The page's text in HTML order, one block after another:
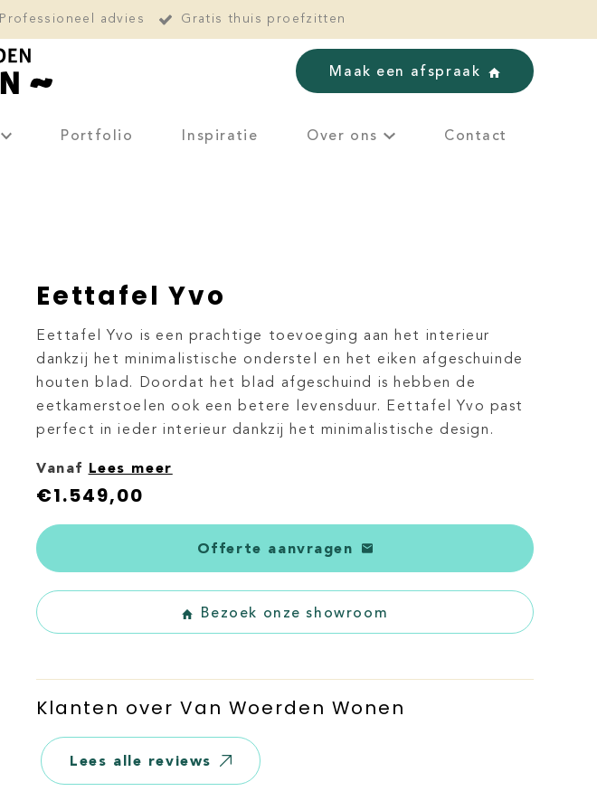
Professioneel advies Gratis thuis proefzitten
Maak een afspraak
Portfolio Inspiratie Over ons Contact
Eettafel Yvo
Eettafel Yvo is een prachtige toevoeging aan het interieur
dankzij het minimalistische onderstel en het eiken afgeschuinde
houten blad. Doordat het blad afgeschuind is hebben de
eetkamerstoelen ook een betere levensduur. Eettafel Yvo past
perfect in ieder interieur dankzij het minimalistische design.
Vanaf Lees meer
€1.549,00
Offerte aanvragen
Bezoek onze showroom
Klanten over Van Woerden Wonen
Lees alle reviews